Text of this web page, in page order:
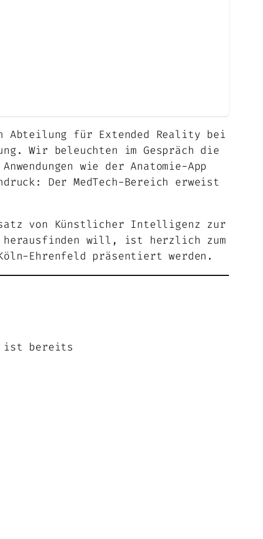
Abteilung für Extended Reality bei
Wir beleuchten im Gespräch die
wie der Anatomie-App
Der MedTech-Bereich erweist
von Künstlicher Intelligenz zur
herausfinden will, ist herzlich zum
Ehrenfeld präsentiert werden.
ist bereits